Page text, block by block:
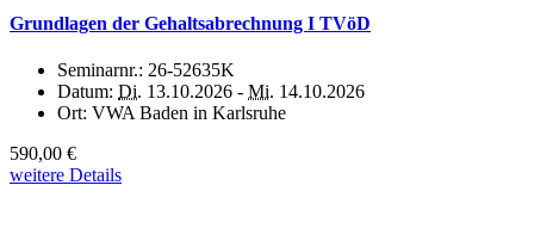
Grundlagen der Gehaltsabrechnung I TVöD
Seminarnr.: 26-52635K
Datum: Di. 13.10.2026 - Mi. 14.10.2026
Ort: VWA Baden in Karlsruhe
590,00 €
weitere Details